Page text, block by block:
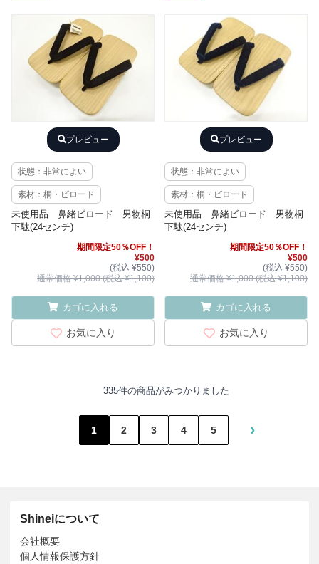
プレビュー
状態：非常によい
素材：桐・ビロード
未使用品 鼻緒ビロード 男物桐
下駄(24センチ)
期間限定50％OFF！
¥500
(税込 ¥550)
通常価格 ¥1,000 (税込 ¥1,100)
カゴに入れる
お気に入り
プレビュー
状態：非常によい
素材：桐・ビロード
未使用品 鼻緒ビロード 男物桐
下駄(24センチ)
期間限定50％OFF！
¥500
(税込 ¥550)
通常価格 ¥1,000 (税込 ¥1,100)
カゴに入れる
お気に入り
335件の商品がみつかりました
1 2 3 4 5 ›
Shineiについて
会社概要
個人情報保護方針